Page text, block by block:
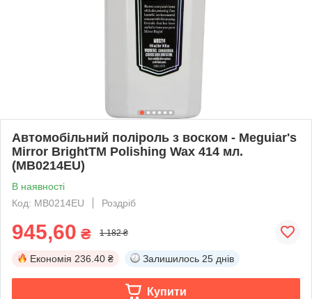
Автомобільний поліроль з воском - Meguiar's
Mirror BrightTM Polishing Wax 414 мл.
(MB0214EU)
В наявності
Код: MB0214EU
Роздріб
945,60 ₴ 1 182 ₴
Економія 236.40 ₴ Залишилось 25 днів
Купити